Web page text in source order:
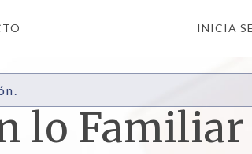
INICIA
lo Familiar